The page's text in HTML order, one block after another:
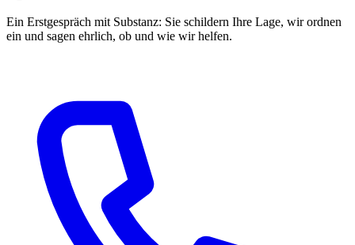
Ein Erstgespräch mit Substanz: Sie schildern Ihre Lage, wir ordnen
ein und sagen ehrlich, ob und wie wir helfen.